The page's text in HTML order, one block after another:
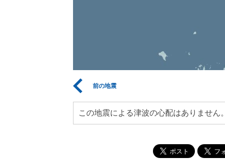
前の地震
この地震による津波の心配はありません。